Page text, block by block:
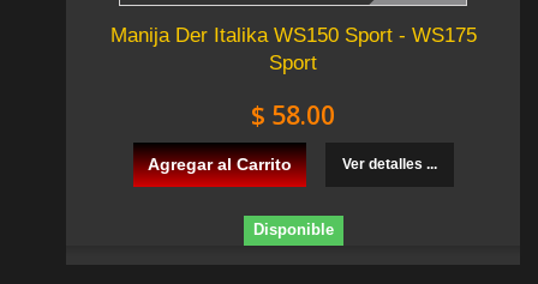
Manija Der Italika WS150 Sport - WS175
Sport
$ 58.00
Agregar al Carrito Ver detalles ...
Disponible